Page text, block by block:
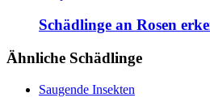
Schädlinge an Rosen
Ähnliche Schädlinge
Saugende Insekten